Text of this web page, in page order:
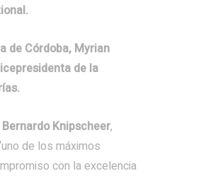
de Córdoba, Myrian
de la
Knipscheer,
de los máximos
con la excelencia